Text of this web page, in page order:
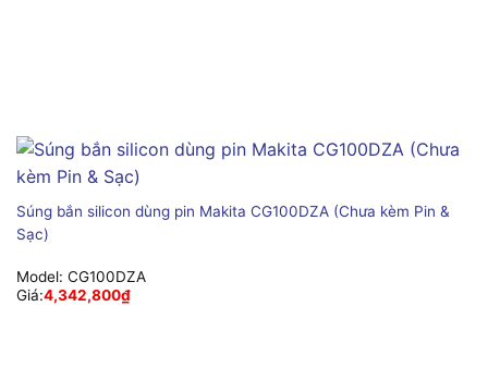
Súng bắn silicon dùng pin Makita CG100DZA (Chưa kèm Pin &
Sạc)
Model: CG100DZA
Giá:4,342,800₫